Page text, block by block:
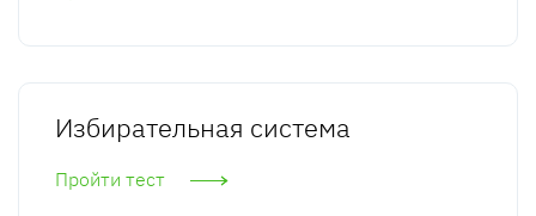
Избирательная система
Пройти тест